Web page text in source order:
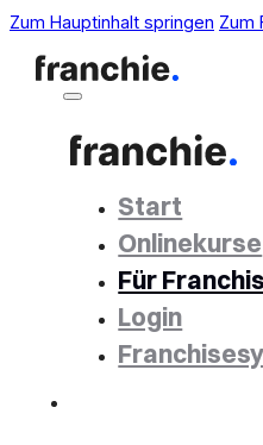
Zum Hauptinhalt springen Zum
Start
Onlinekurse
Für
Login